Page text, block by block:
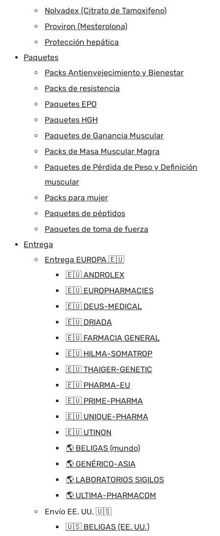
Nolvadex (Citrato de Tamoxifeno)
Proviron (Mesterolona)
Protección hepática
Paquetes
Packs Antienvejecimiento y Bienestar
Packs de resistencia
Paquetes EPO
Paquetes HGH
Paquetes de Ganancia Muscular
Packs de Masa Muscular Magra
Paquetes de Pérdida de Peso y Definición
muscular
Packs para mujer
Paquetes de péptidos
Paquetes de toma de fuerza
Entrega
Entrega EUROPA 🇪🇺
🇪🇺 ANDROLEX
🇪🇺 EUROPHARMACIES
🇪🇺 DEUS-MEDICAL
🇪🇺 DRIADA
🇪🇺 FARMACIA GENERAL
🇪🇺 HILMA-SOMATROP
🇪🇺 THAIGER-GENETIC
🇪🇺 PHARMA-EU
🇪🇺 PRIME-PHARMA
🇪🇺 UNIQUE-PHARMA
🇪🇺 UTINON
🌎 BELIGAS (mundo)
🌎 GENÉRICO-ASIA
🌎 LABORATORIOS SIGILOS
🌎 ULTIMA-PHARMACOM
Envío EE. UU. 🇺🇸
🇺🇸 BELIGAS (EE. UU.)